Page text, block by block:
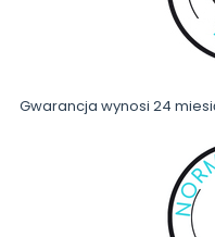
Gwarancja wynosi 24